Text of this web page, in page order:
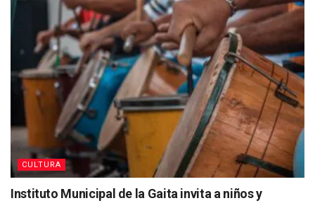
CULTURA
Instituto Municipal de la Gaita invita a niños y